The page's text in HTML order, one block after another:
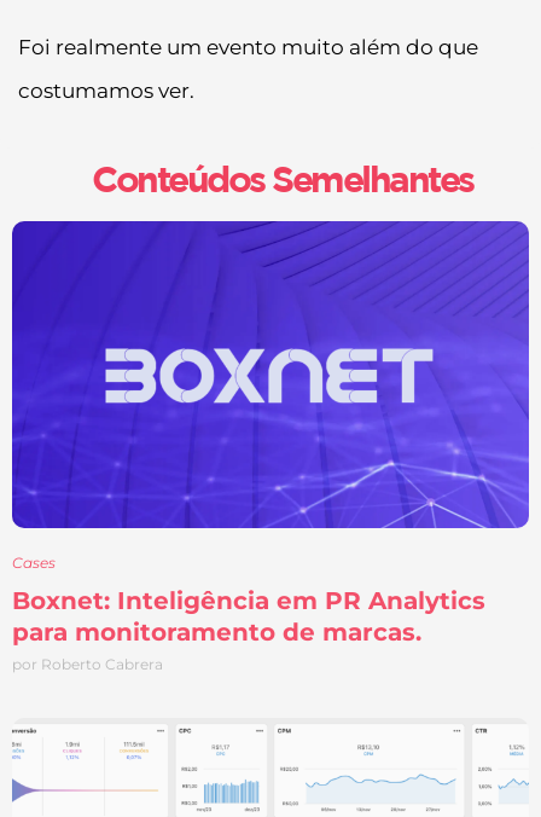
Foi realmente um evento muito além do que
costumamos ver.
Conteúdos Semelhantes
Cases
Boxnet: Inteligência em PR Analytics
para monitoramento de marcas.
por Roberto Cabrera